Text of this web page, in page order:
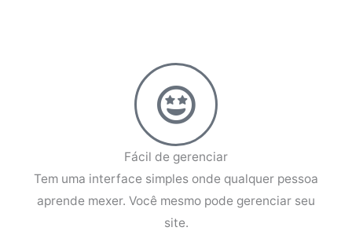
Fácil de gerenciar
Tem uma interface simples onde qualquer pessoa
aprende mexer. Você mesmo pode gerenciar seu
site.